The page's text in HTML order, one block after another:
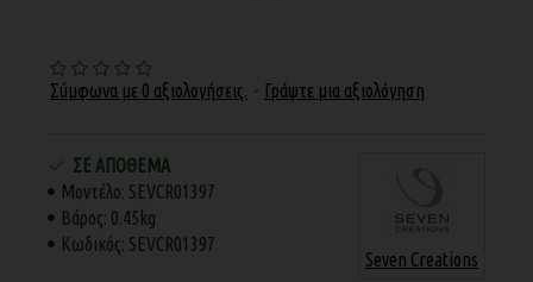
Σύμφωνα με 0 αξιολογήσεις. - Γράψτε μια αξιολόγηση
ΣΕ ΑΠΌΘΕΜΑ
Μοντέλο: SEVCR01397
Βάρος: 0.45kg
Κωδικός: SEVCR01397
Seven Creations